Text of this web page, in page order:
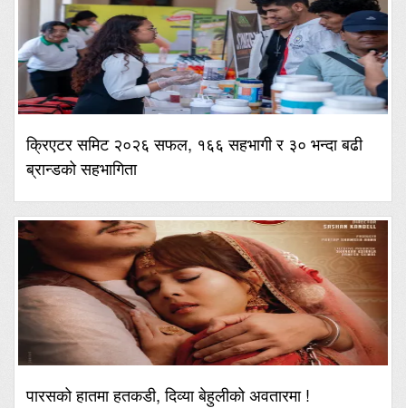
क्रिएटर समिट २०२६ सफल, १६६ सहभागी र ३० भन्दा बढी
ब्रान्डको सहभागिता
पारसको हातमा हतकडी, दिव्या बेहुलीको अवतारमा !